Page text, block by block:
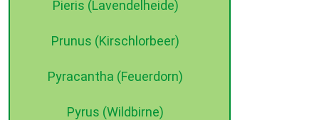
Pieris (Lavendelheide)
Prunus (Kirschlorbeer)
Pyracantha (Feuerdorn)
Pyrus (Wildbirne)